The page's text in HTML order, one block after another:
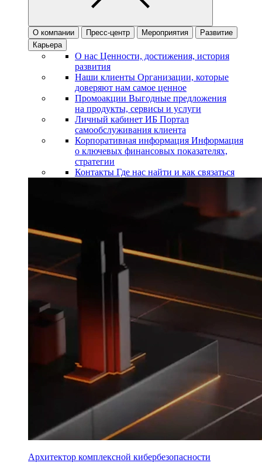
О компании Пресс-центр Мероприятия
Развитие
Карьера
О нас Ценности, достижения, история
развития
Наши клиенты Организации, которые
доверяют нам самое ценное
Промоакции Выгодные предложения
на продукты, сервисы и услуги
Личный кабинет ИБ Портал
самообслуживания клиента
Корпоративная информация Информация
о ключевых финансовых показателях,
стратегии
Контакты Где нас найти и как связаться
Архитектор комплексной кибербезопасности